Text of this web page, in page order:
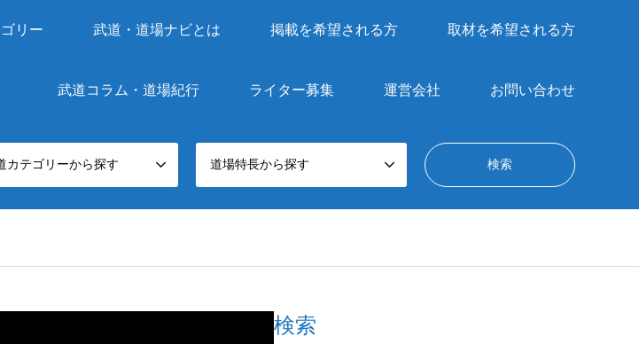
リー 武道・道場ナビとは 掲載を希望される方 取材を希望される方
武道コラム・道場紀行 ライター募集 運営会社 お問い合わせ
カテゴリーから探す 道場特長から探す
検索